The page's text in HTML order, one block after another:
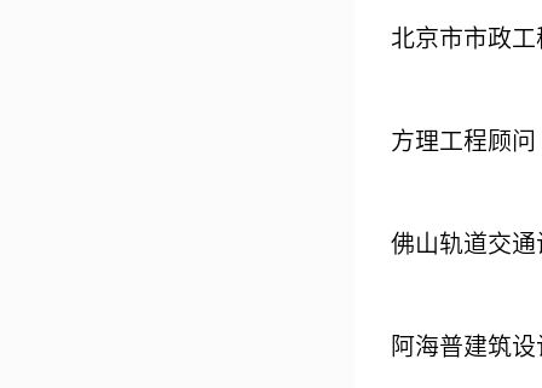
北京市市政
方理工程顾
佛山轨道交
阿海普建筑